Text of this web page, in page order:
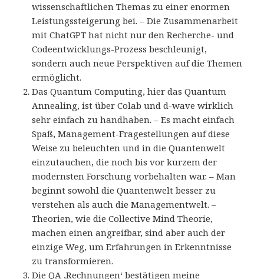
wissenschaftlichen Themas zu einer enormen
Leistungssteigerung bei. – Die Zusammenarbeit
mit ChatGPT hat nicht nur den Recherche- und
Codeentwicklungs-Prozess beschleunigt,
sondern auch neue Perspektiven auf die Themen
ermöglicht.
Das Quantum Computing, hier das Quantum
Annealing, ist über Colab und d-wave wirklich
sehr einfach zu handhaben. – Es macht einfach
Spaß, Management-Fragestellungen auf diese
Weise zu beleuchten und in die Quantenwelt
einzutauchen, die noch bis vor kurzem der
modernsten Forschung vorbehalten war. – Man
beginnt sowohl die Quantenwelt besser zu
verstehen als auch die Managementwelt. –
Theorien, wie die Collective Mind Theorie,
machen einen angreifbar, sind aber auch der
einzige Weg, um Erfahrungen in Erkenntnisse
zu transformieren.
Die QA ‚Rechnungen‘ bestätigen meine